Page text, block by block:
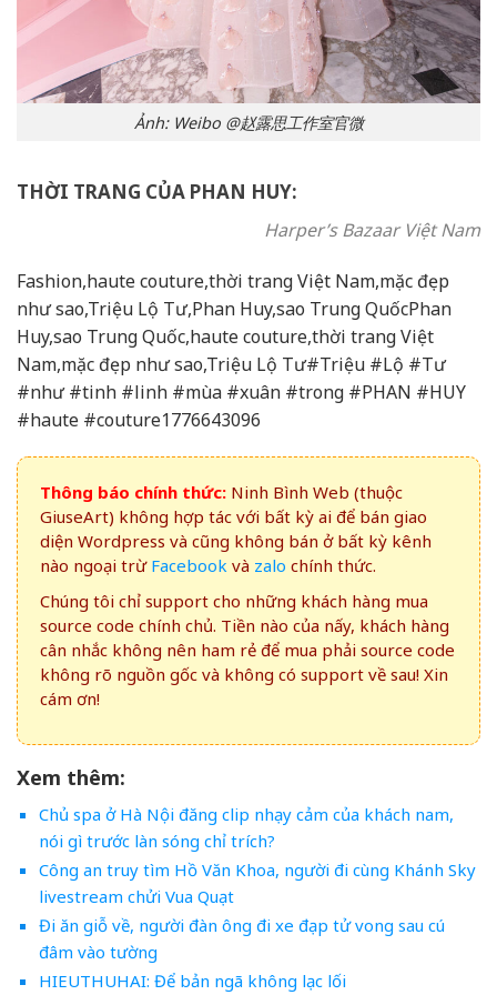
Ảnh: Weibo @赵露思工作室官微
THỜI TRANG CỦA PHAN HUY:
Harper’s Bazaar Việt Nam
Fashion,haute couture,thời trang Việt Nam,mặc đẹp
như sao,Triệu Lộ Tư,Phan Huy,sao Trung QuốcPhan
Huy,sao Trung Quốc,haute couture,thời trang Việt
Nam,mặc đẹp như sao,Triệu Lộ Tư#Triệu #Lộ #Tư
#như #tinh #linh #mùa #xuân #trong #PHAN #HUY
#haute #couture1776643096
Thông báo chính thức: Ninh Bình Web (thuộc
GiuseArt) không hợp tác với bất kỳ ai để bán giao
diện Wordpress và cũng không bán ở bất kỳ kênh
nào ngoại trừ Facebook và zalo chính thức.
Chúng tôi chỉ support cho những khách hàng mua
source code chính chủ. Tiền nào của nấy, khách hàng
cân nhắc không nên ham rẻ để mua phải source code
không rõ nguồn gốc và không có support về sau! Xin
cám ơn!
Xem thêm:
Chủ spa ở Hà Nội đăng clip nhạy cảm của khách nam,
nói gì trước làn sóng chỉ trích?
Công an truy tìm Hồ Văn Khoa, người đi cùng Khánh Sky
livestream chửi Vua Quạt
Đi ăn giỗ về, người đàn ông đi xe đạp tử vong sau cú
đâm vào tường
HIEUTHUHAI: Để bản ngã không lạc lối